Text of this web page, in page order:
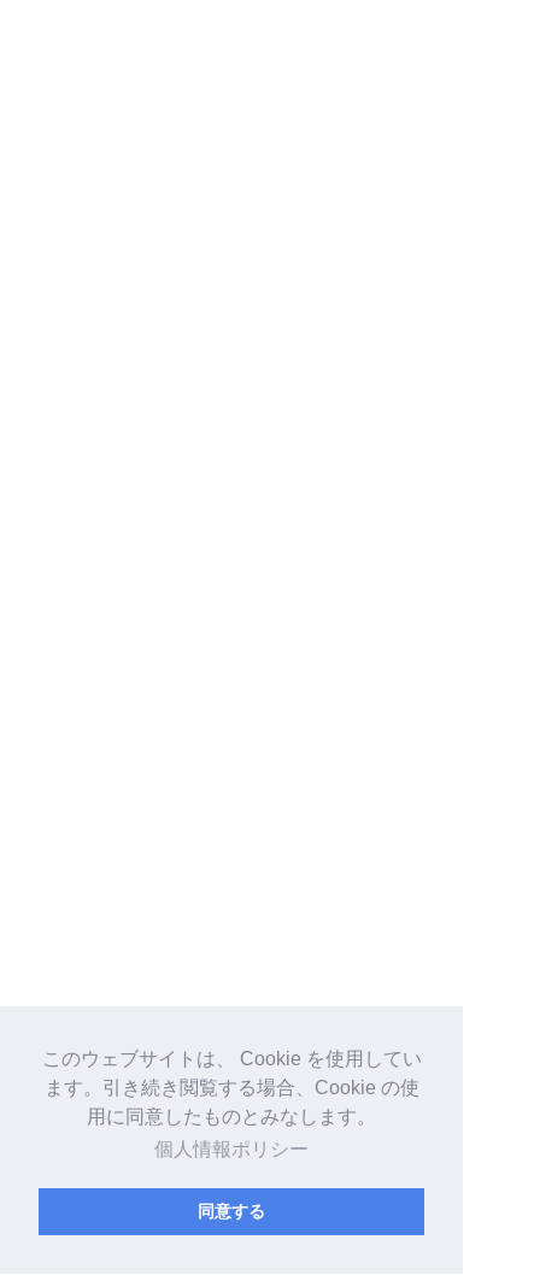
このウェブサイトは、 Cookie を使用してい
ます。引き続き閲覧する場合、Cookie の使
用に同意したものとみなします。
個人情報ポリシー
同意する